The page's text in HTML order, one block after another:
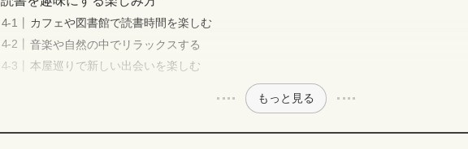
カフェや図書館で読書時間を楽しむ
音楽や自然の中でリラックスする
本屋巡りで新しい出会いを楽しむ
もっと見る